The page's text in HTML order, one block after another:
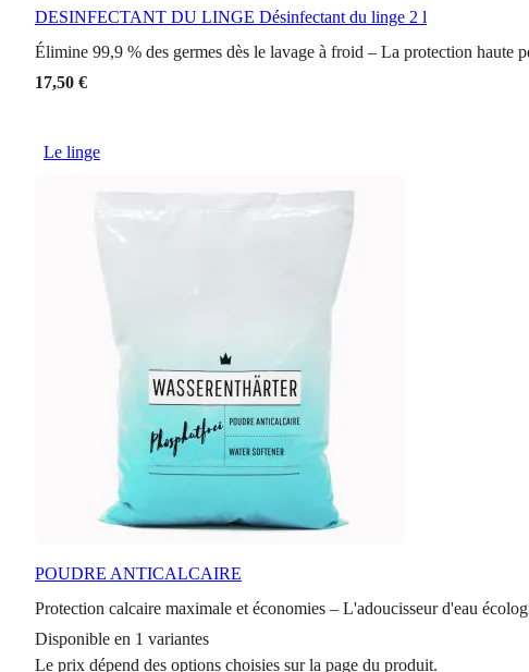
DESINFECTANT DU LINGE Désinfectant du linge 2 l
Élimine 99,9 % des germes dès le lavage à froid – La protection haute
17,50 €
Le linge
POUDRE ANTICALCAIRE
Protection calcaire maximale et économies – L'adoucisseur d'eau
Disponible en 1 variantes
Le prix dépend des options choisies sur la page du produit.